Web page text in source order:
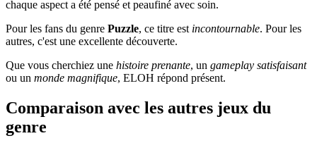
chaque aspect a été pensé et peaufiné avec soin.
Pour les fans du genre Puzzle, ce titre est incontournable. Pour les
autres, c'est une excellente découverte.
Que vous cherchiez une histoire prenante, un gameplay satisfaisant
ou un monde magnifique, ELOH répond présent.
Comparaison avec les autres jeux du
genre